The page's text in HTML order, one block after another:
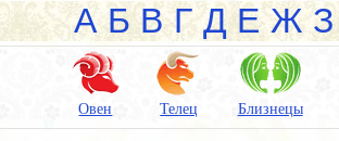
А Б В Г Д Е Ж З
Овен Телец Близнецы